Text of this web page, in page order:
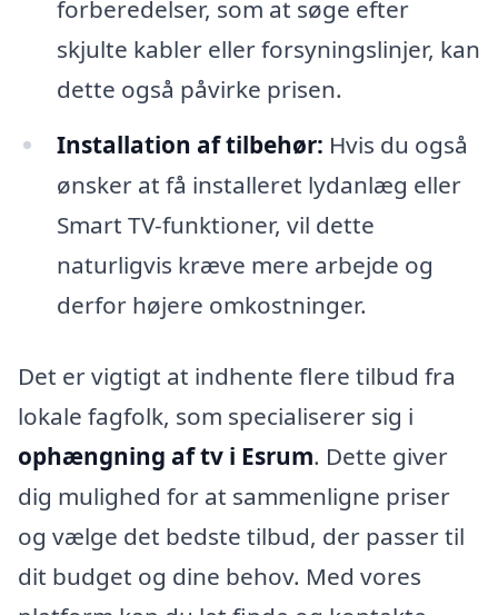
forberedelser, som at søge efter
skjulte kabler eller forsyningslinjer, kan
dette også påvirke prisen.
Installation af tilbehør: Hvis du også
ønsker at få installeret lydanlæg eller
Smart TV-funktioner, vil dette
naturligvis kræve mere arbejde og
derfor højere omkostninger.
Det er vigtigt at indhente flere tilbud fra
lokale fagfolk, som specialiserer sig i
ophængning af tv i Esrum. Dette giver
dig mulighed for at sammenligne priser
og vælge det bedste tilbud, der passer til
dit budget og dine behov. Med vores